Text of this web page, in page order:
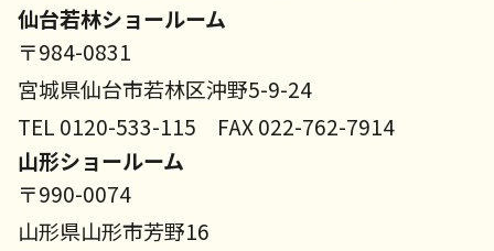
仙台若林ショールーム
〒984-0831
宮城県仙台市若林区沖野5-9-24
TEL 0120-533-115 FAX 022-762-7914
山形ショールーム
〒990-0074
山形県山形市芳野16